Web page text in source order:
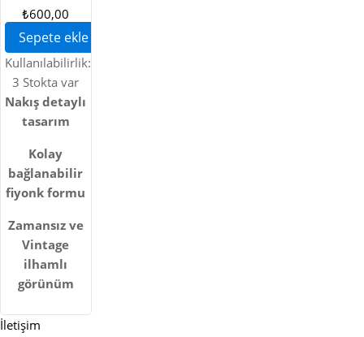
DETAYLI
YAKALIK
₺600,00
Sepete ekle
Kullanılabilirlik:
3 Stokta var
Nakış detaylı
tasarım
Kolay
bağlanabilir
fiyonk formu
Zamansız ve
Vintage
ilhamlı
görünüm
İletişim